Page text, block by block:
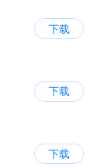
下载
下载
下载